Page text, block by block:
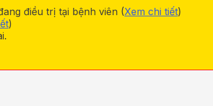
điều trị tại bệnh viên (Xem chi tiết)
)